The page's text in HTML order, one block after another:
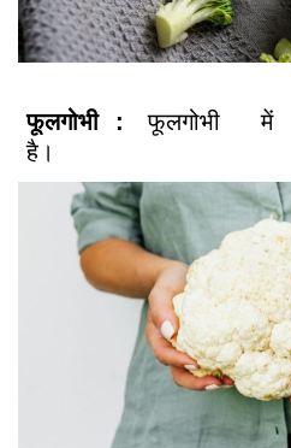
फूलगोभी : फूलगोभी में
है।